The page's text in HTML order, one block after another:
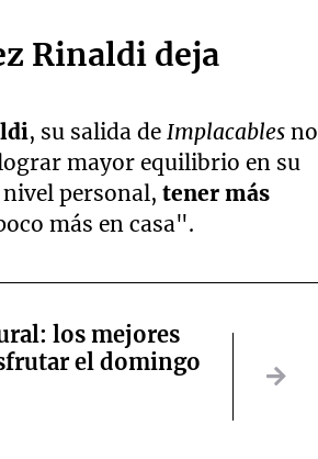
Rinaldi deja
, su salida deImplacablesno
mayor equilibrio en su
nivel personal,tener más
más en casa".
los mejores
el domingo